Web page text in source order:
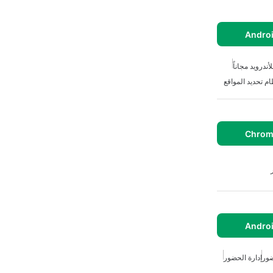
مجاناً
تحديد المواقع
إدارة الحضور